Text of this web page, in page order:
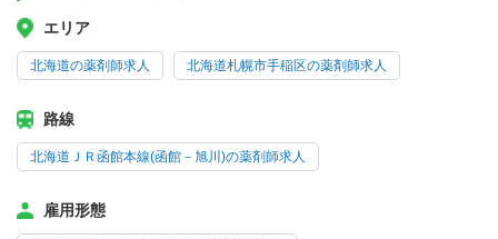
エリア
北海道の薬剤師求人 北海道札幌市手稲区の薬剤師求人
路線
北海道ＪＲ函館本線(函館－旭川)の薬剤師求人
雇用形態